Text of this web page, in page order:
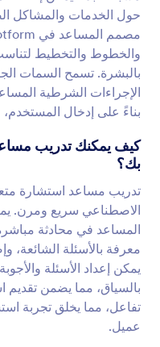
حول الخدمات والمشاكل
والخطوط والتخطيط لتناسب
بالبشرة. تسمح السمات
الإجراءات الشرطية
بناءً على إدخال المستخدم،
كيف يمكنك تدريب
بك؟
تدريب مساعد استشارة
الاصطناعي سريع ومرن.
المساعد في محادثة مباشرة
معرفة بالأسئلة الشائعة،
يمكن إعداد الأسئلة
بالسياق، مما يضمن
تفاعل، مما يخلق تجربة
عميل.